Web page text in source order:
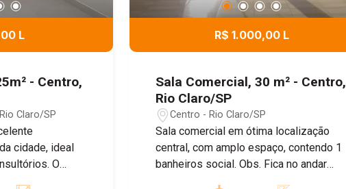
L
- Centro,
Claro/SP
cidade, ideal
O
R$ 1.000,00 L
Sala Comercial, 30 m² - Centro,
Rio Claro/SP
Centro - Rio Claro/SP
Sala comercial em ótima localização
central, com amplo espaço, contendo 1
banheiros social. Obs. Fica no andar